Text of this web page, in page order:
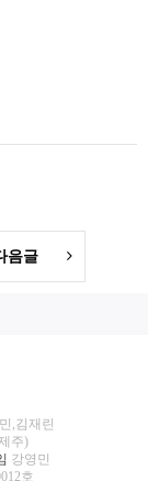
음글
,김재린
주)
강영민
호